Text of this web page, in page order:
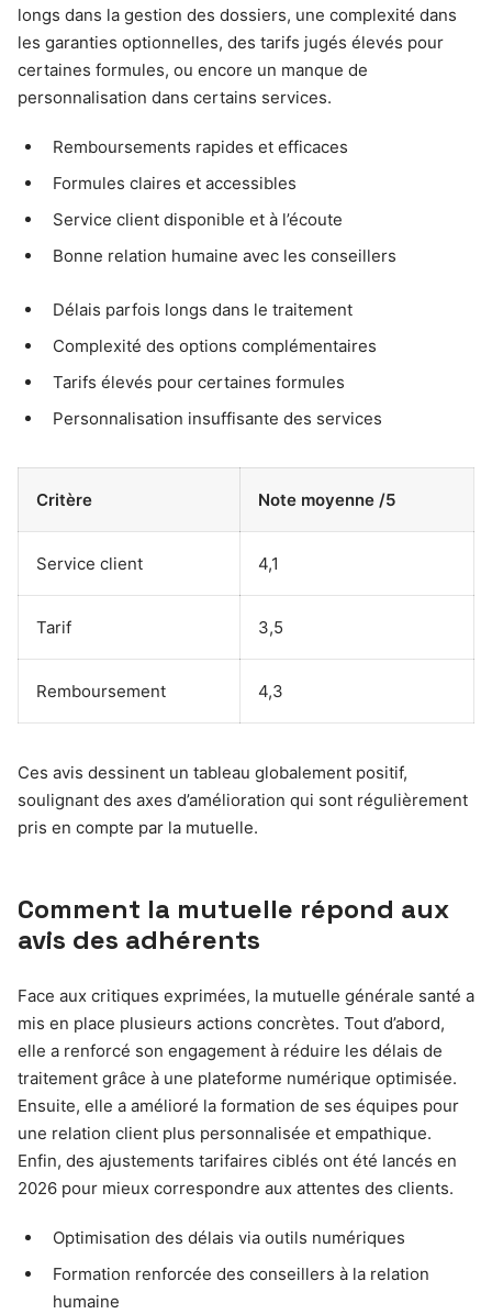
longs dans la gestion des dossiers, une complexité dans
les garanties optionnelles, des tarifs jugés élevés pour
certaines formules, ou encore un manque de
personnalisation dans certains services.
Remboursements rapides et efficaces
Formules claires et accessibles
Service client disponible et à l’écoute
Bonne relation humaine avec les conseillers
Délais parfois longs dans le traitement
Complexité des options complémentaires
Tarifs élevés pour certaines formules
Personnalisation insuffisante des services
Critère Note moyenne /5
Service client 4,1
Tarif 3,5
Remboursement 4,3
Ces avis dessinent un tableau globalement positif,
soulignant des axes d’amélioration qui sont régulièrement
pris en compte par la mutuelle.
Comment la mutuelle répond aux
avis des adhérents
Face aux critiques exprimées, la mutuelle générale santé a
mis en place plusieurs actions concrètes. Tout d’abord,
elle a renforcé son engagement à réduire les délais de
traitement grâce à une plateforme numérique optimisée.
Ensuite, elle a amélioré la formation de ses équipes pour
une relation client plus personnalisée et empathique.
Enfin, des ajustements tarifaires ciblés ont été lancés en
2026 pour mieux correspondre aux attentes des clients.
Optimisation des délais via outils numériques
Formation renforcée des conseillers à la relation
humaine